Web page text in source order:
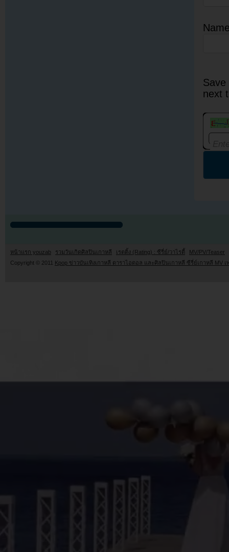
next
หน้าแรก youzab รวมวันเกิดศิลปินเกาหลี เรตติ้ง (Rating) : ซีรี่ย์/วาไรตี้
MV/PV/Teaser
Copyright © 2011 Kpop ข่าวบันเทิงเกาหลี ดาราไอดอล และศิลปินเกาหลี ซีรี่ย์เกาหลี MV